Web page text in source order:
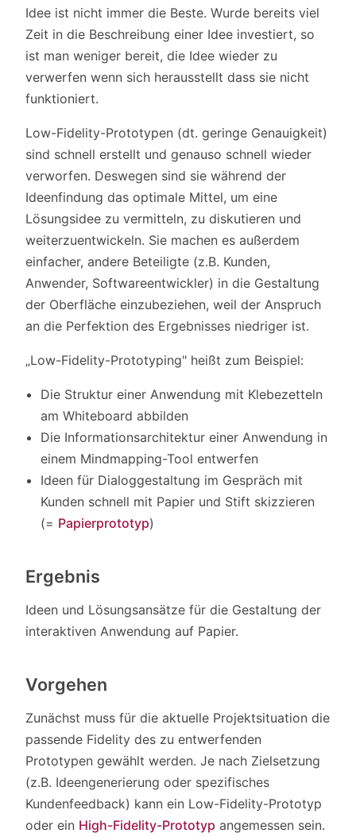
Idee ist nicht immer die Beste. Wurde bereits viel
Zeit in die Beschreibung einer Idee investiert, so
ist man weniger bereit, die Idee wieder zu
verwerfen wenn sich herausstellt dass sie nicht
funktioniert.
Low-Fidelity-Prototypen (dt. geringe Genauigkeit)
sind schnell erstellt und genauso schnell wieder
verworfen. Deswegen sind sie während der
Ideenfindung das optimale Mittel, um eine
Lösungsidee zu vermitteln, zu diskutieren und
weiterzuentwickeln. Sie machen es außerdem
einfacher, andere Beteiligte (z.B. Kunden,
Anwender, Softwareentwickler) in die Gestaltung
der Oberfläche einzubeziehen, weil der Anspruch
an die Perfektion des Ergebnisses niedriger ist.
„Low-Fidelity-Prototyping" heißt zum Beispiel:
Die Struktur einer Anwendung mit Klebezetteln
am Whiteboard abbilden
Die Informationsarchitektur einer Anwendung in
einem Mindmapping-Tool entwerfen
Ideen für Dialoggestaltung im Gespräch mit
Kunden schnell mit Papier und Stift skizzieren
(= Papierprototyp)
Ergebnis
Ideen und Lösungsansätze für die Gestaltung der
interaktiven Anwendung auf Papier.
Vorgehen
Zunächst muss für die aktuelle Projektsituation die
passende Fidelity des zu entwerfenden
Prototypen gewählt werden. Je nach Zielsetzung
(z.B. Ideengenerierung oder spezifisches
Kundenfeedback) kann ein Low-Fidelity-Prototyp
oder ein High-Fidelity-Prototyp angemessen sein.